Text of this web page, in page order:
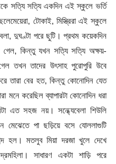
সত্যি সত্যি একদিন এই স্কুলে ভর্তি
টোকাই, মিস্ত্রিরা এই স্কুলে
দুঘণ্টা পরে ছুটি। প্রথম কয়েকদিন
কিন্তু যখন সত্যি সত্যি অক্ষয়-
তখন তাদের উৎসাহ পুরোপুরি উবে
তারা বের হত, কিন্তু কোনোদিন যেত
মনে করেছিল ব্যাপারটা কোনোদিন ধরা
এত সহজ নয়। সন্ধ্যেবেলা শিউলি
পা ছড়িয়ে বসে যোললাগুটি
হল। মতলুব মিয়া দরজা খুলে দেখে
সাধারণ একটা শাড়ি পরে